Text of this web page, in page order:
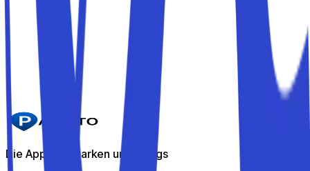
Parkito in Viale Belfiore 13/A
Details
Parkito in Via Fiesolana 19
Details
Die App zum Parken unterwegs